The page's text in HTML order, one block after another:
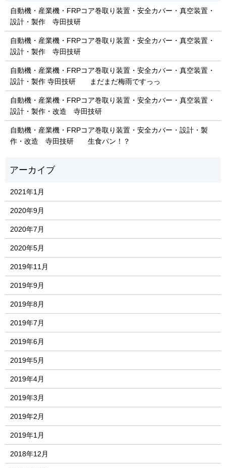
自動機・産業機・FRPコア巻取り装置・安全カバー・真空装置・
設計・製作 寺田技研
自動機・産業機・FRPコア巻取り装置・安全カバー・真空装置・
設計・製作 寺田技研
自動機・産業機・FRPコア巻取り装置・安全カバー・真空装置・
設計・製作 寺田技研 まだまだ梅雨ですっっ
自動機・産業機・FRPコア巻取り装置・安全カバー・真空装置・
設計・製作・改造 寺田技研
自動機・産業機・FRPコア巻取り装置・安全カバー・設計・製
作・改造 寺田技研 生食パン！？
2021年1月
2020年9月
2020年7月
2020年5月
2019年11月
2019年9月
2019年8月
2019年7月
2019年6月
2019年5月
2019年4月
2019年3月
2019年2月
2019年1月
2018年12月